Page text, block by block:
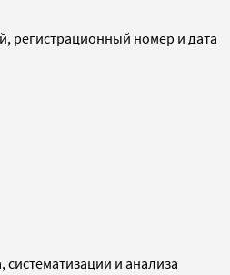
регистрационный номер и дата
и анализа